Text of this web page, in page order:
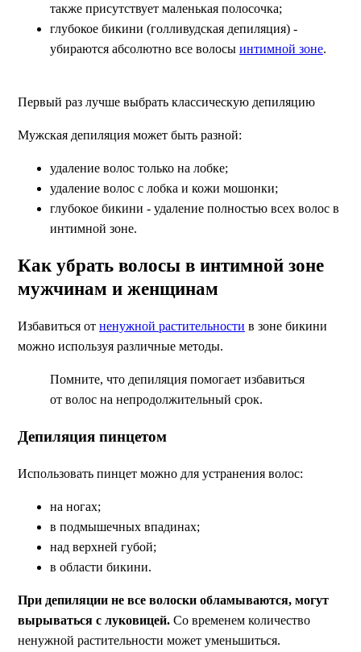
также присутствует маленькая полосочка;
глубокое бикини (голливудская депиляция) -
убираются абсолютно все волосы интимной зоне.
Первый раз лучше выбрать классическую депиляцию
Мужская депиляция может быть разной:
удаление волос только на лобке;
удаление волос с лобка и кожи мошонки;
глубокое бикини - удаление полностью всех волос в
интимной зоне.
Как убрать волосы в интимной зоне
мужчинам и женщинам
Избавиться от ненужной растительности в зоне бикини
можно используя различные методы.
Помните, что депиляция помогает избавиться
от волос на непродолжительный срок.
Депиляция пинцетом
Использовать пинцет можно для устранения волос:
на ногах;
в подмышечных впадинах;
над верхней губой;
в области бикини.
При депиляции не все волоски обламываются, могут
вырываться с луковицей. Со временем количество
ненужной растительности может уменьшиться.